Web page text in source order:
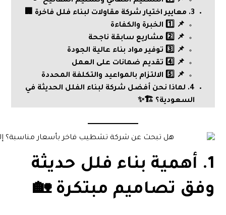
3. معايير اختيار شركة مقاولات لبناء فلل فاخرة 🏢
📌 1️⃣ الخبرة والكفاءة
📌 2️⃣ مشاريع سابقة ناجحة
📌 3️⃣ توفير مواد بناء عالية الجودة
📌 4️⃣ تقديم ضمانات على العمل
📌 5️⃣ الالتزام بالمواعيد والتكلفة المحددة
4. لماذا نحن أفضل شركة لبناء الفلل الحديثة في
السعودية؟ 🏗️✨
1. أهمية بناء فلل حديثة
وفق تصاميم مبتكرة 🏡